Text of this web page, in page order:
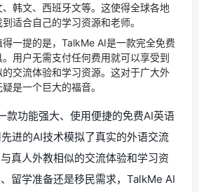
韩文、西班牙文等。这使得全球各地
适合自己的学习资源和老师。
得一提的是，TalkMe AI是一款完全免费
用户无需支付任何费用就可以享受到
交流体验和学习资源。这对于广大外
是一个巨大的福音。
款功能强大、使用便捷的免费AI英语
进的AI技术模拟了真实的外语交流
真人外教相似的交流体验和学习资
留学准备还是移民需求，TalkMe AI